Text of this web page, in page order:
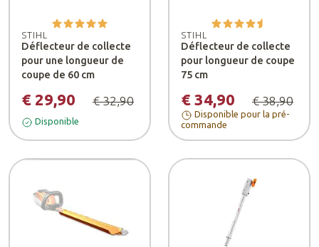
STIHL
Déflecteur de collecte
pour une longueur de
coupe de 60 cm
€ 29,90 € 32,90
Disponible
STIHL
Déflecteur de collecte
pour longueur de coupe
75 cm
€ 34,90 € 38,90
Disponible pour la pré-
commande